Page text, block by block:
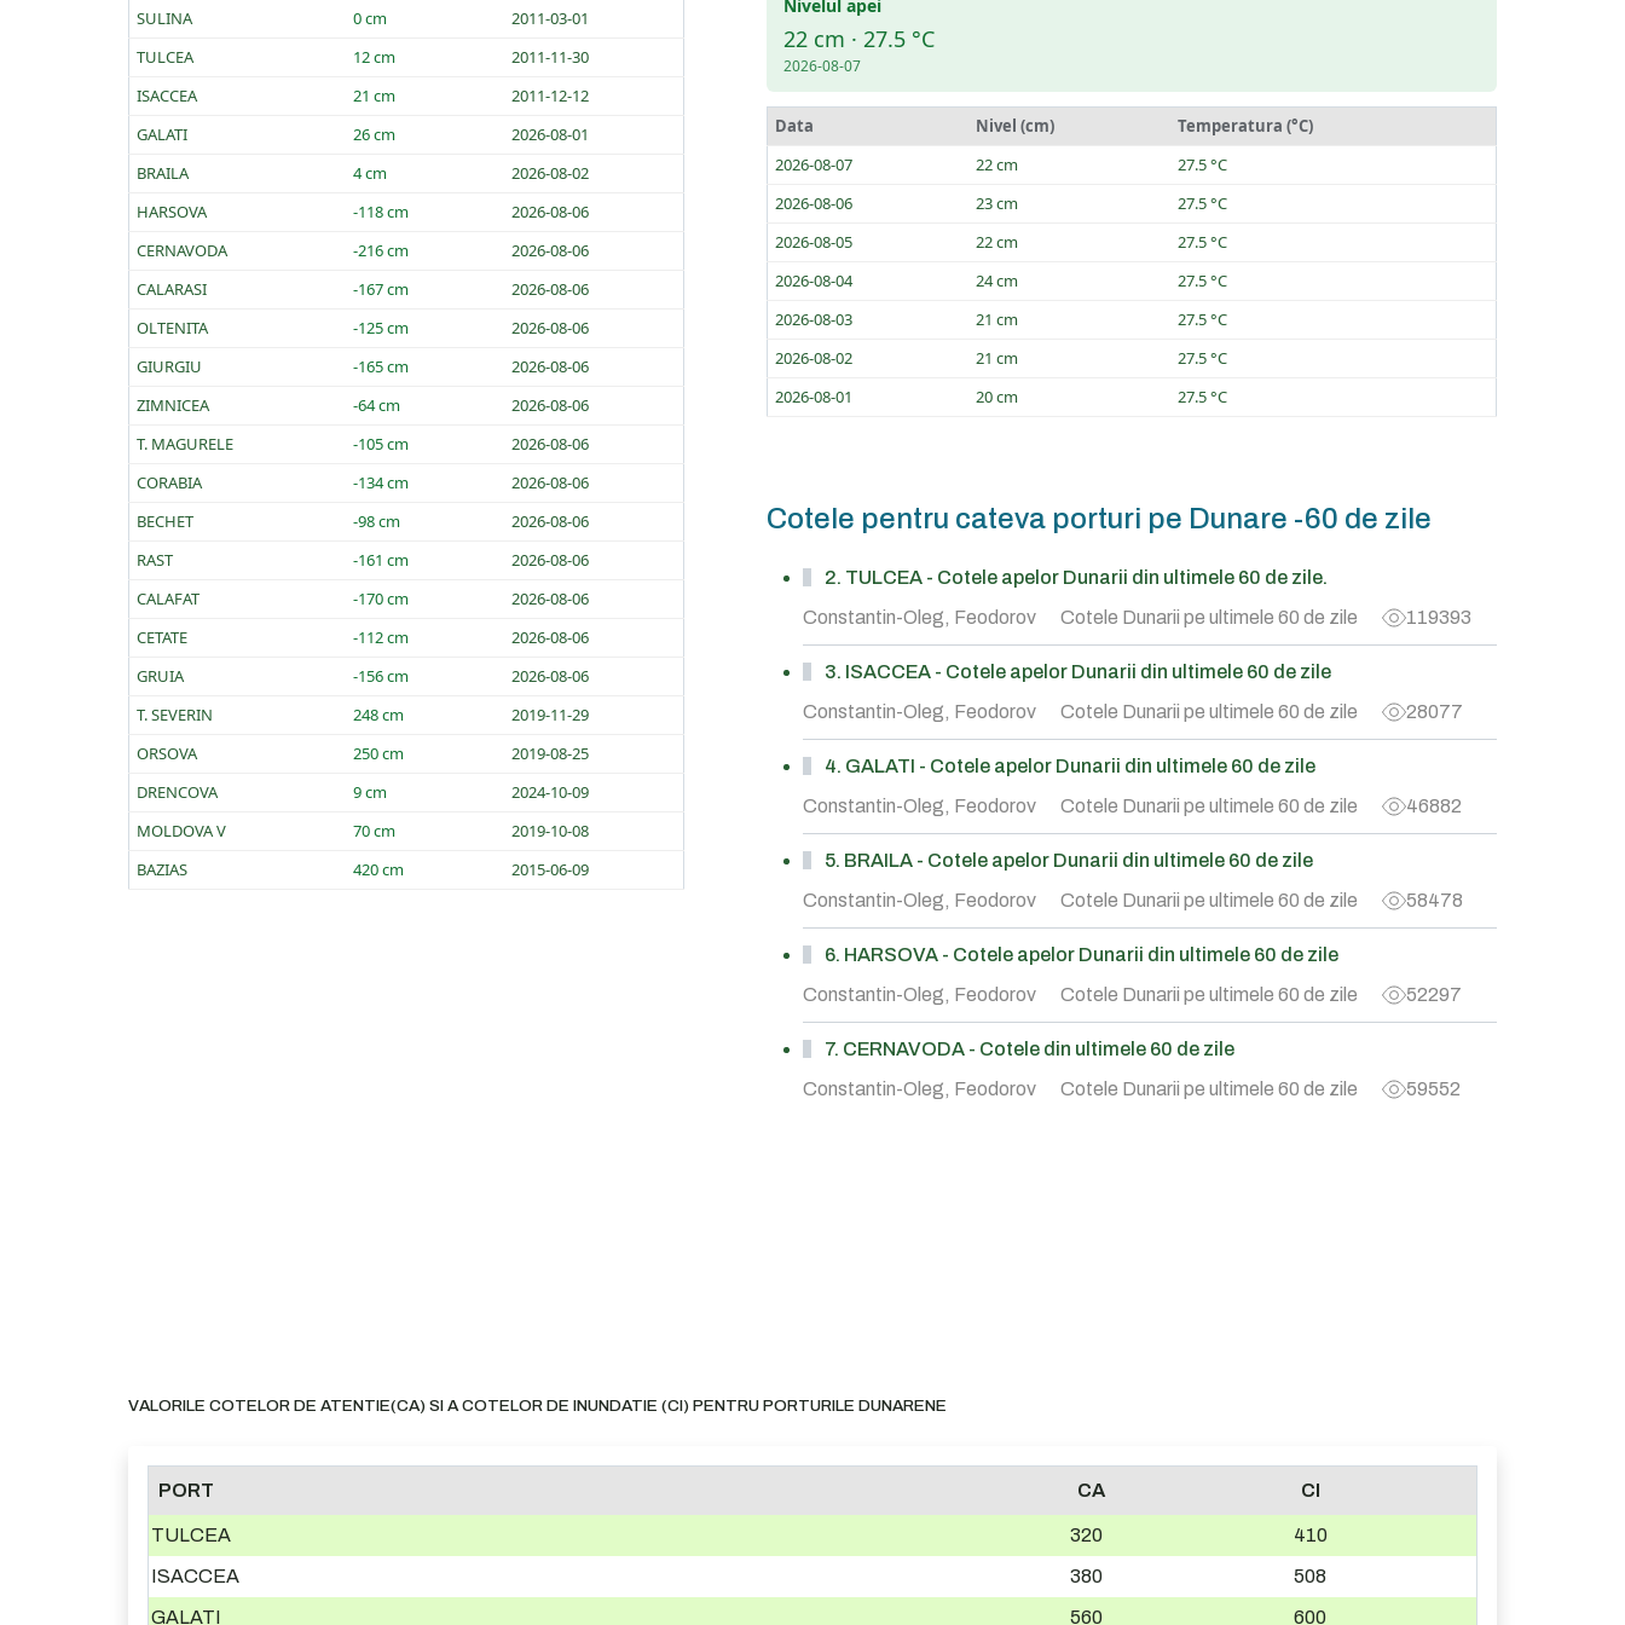
SULINA 0 cm
2011-03-01
TULCEA
12 cm
2011-11-30
ISACCEA
21 cm
2011-12-12
GALATI
26 cm
2026-08-01
BRAILA
4 cm
2026-08-02
HARSOVA
-118 cm
2026-08-06
CERNAVODA
-216 cm
2026-08-06
CALARASI
-167 cm
2026-08-06
OLTENITA
-125 cm
2026-08-06
GIURGIU
-165 cm
2026-08-06
ZIMNICEA
-64 cm
2026-08-06
T. MAGURELE
-105 cm
2026-08-06
CORABIA
-134 cm
2026-08-06
BECHET
-98 cm
2026-08-06
RAST
-161 cm
2026-08-06
CALAFAT
-170 cm
2026-08-06
CETATE
-112 cm
2026-08-06
GRUIA
-156 cm
2026-08-06
T. SEVERIN
248 cm
2019-11-29
ORSOVA
250 cm
2019-08-25
DRENCOVA
9 cm
2024-10-09
MOLDOVA V
70 cm
2019-10-08
BAZIAS
420 cm 2015-06-09
Nivelul apei
22 cm · 27.5 °C
2026-08-07
Data Nivel (cm)
Temperatura (°C)
2026-08-07
22 cm
27.5 °C
2026-08-06
23 cm
27.5 °C
2026-08-05
22 cm
27.5 °C
2026-08-04
24 cm
27.5 °C
2026-08-03
21 cm
27.5 °C
2026-08-02
21 cm
27.5 °C
2026-08-01
20 cm 27.5 °C
Cotele pentru cateva porturi pe Dunare -60 de zile
2. TULCEA - Cotele apelor Dunarii din ultimele 60 de zile.
Constantin-Oleg, Feodorov
Cotele Dunarii pe ultimele 60 de zile 119393
3. ISACCEA - Cotele apelor Dunarii din ultimele 60 de zile
Constantin-Oleg, Feodorov
Cotele Dunarii pe ultimele 60 de zile 28077
4. GALATI - Cotele apelor Dunarii din ultimele 60 de zile
Constantin-Oleg, Feodorov
Cotele Dunarii pe ultimele 60 de zile 46882
5. BRAILA - Cotele apelor Dunarii din ultimele 60 de zile
Constantin-Oleg, Feodorov
Cotele Dunarii pe ultimele 60 de zile 58478
6. HARSOVA - Cotele apelor Dunarii din ultimele 60 de zile
Constantin-Oleg, Feodorov
Cotele Dunarii pe ultimele 60 de zile 52297
7. CERNAVODA - Cotele din ultimele 60 de zile
Constantin-Oleg, Feodorov
Cotele Dunarii pe ultimele 60 de zile 59552
VALORILE COTELOR DE ATENTIE(CA) SI A COTELOR DE INUNDATIE (CI) PENTRU PORTURILE DUNARENE
PORT CA CI
TULCEA 320
410
ISACCEA
380
508
GALATI
560
600